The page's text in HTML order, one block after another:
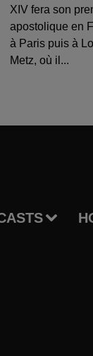
XIV fera son
apostolique en
à Paris puis à
Metz, où il...